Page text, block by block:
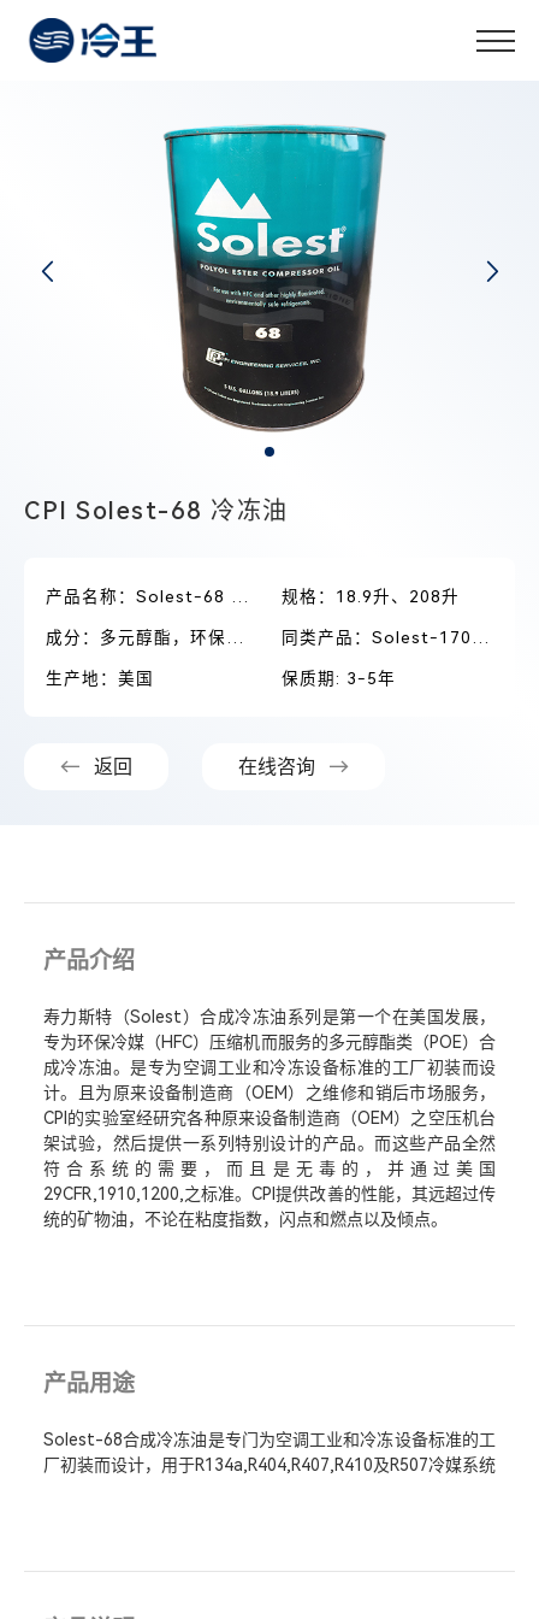
CPI Solest-68 冷冻油
规格：18.9升、208升
生产地：美国 保质期: 3-5年
返回 在线咨询
产品介绍
寿力斯特（Solest）合成冷冻油系列是第一个在美国发展，
专为环保冷媒（HFC）压缩机而服务的多元醇酯类（POE）合
成冷冻油。是专为空调工业和冷冻设备标准的工厂初装而设
计。且为原来设备制造商（OEM）之维修和销后市场服务，
CPI的实验室经研究各种原来设备制造商（OEM）之空压机台
架试验，然后提供一系列特别设计的产品。而这些产品全然
符合系统的需要，而且是无毒的，并通过美国
29CFR,1910,1200,之标准。CPI提供改善的性能，其远超过传
统的矿物油，不论在粘度指数，闪点和燃点以及倾点。
产品用途
Solest-68合成冷冻油是专门为空调工业和冷冻设备标准的工
厂初装而设计，用于R134a,R404,R407,R410及R507冷媒系统